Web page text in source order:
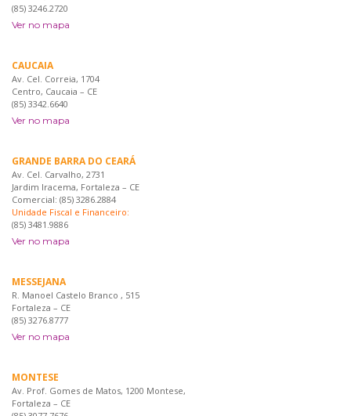
(85) 3246.2720
Ver no mapa
CAUCAIA
Av. Cel. Correia, 1704
Centro, Caucaia – CE
(85) 3342.6640
Ver no mapa
GRANDE BARRA DO CEARÁ
Av. Cel. Carvalho, 2731
Jardim Iracema, Fortaleza – CE
Comercial: (85) 3286.2884
Unidade Fiscal e Financeiro:
(85) 3481.9886
Ver no mapa
MESSEJANA
R. Manoel Castelo Branco , 515
Fortaleza – CE
(85) 3276.8777
Ver no mapa
MONTESE
Av. Prof. Gomes de Matos, 1200 Montese,
Fortaleza – CE